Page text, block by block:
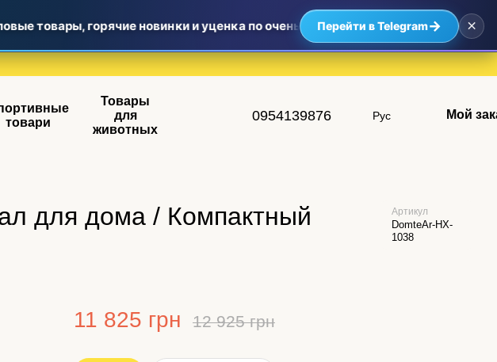
товары, горячие новинки и уценка по очень приятным ценам — самые
Перейти в Telegram→ ×
товари
Товары
для
животных
0954139876 Рус Мой
для дома / Компактный
Артикул
DomteAr-HX-
1038
11 825 грн 12 925 грн